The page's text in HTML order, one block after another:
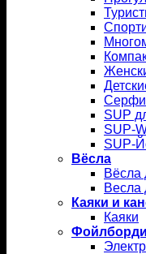
SUP
SUP-
SUP-
Вёсла
Вёсла
Каяки и
Каяки